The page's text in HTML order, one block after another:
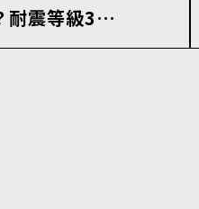
耐震等級3・